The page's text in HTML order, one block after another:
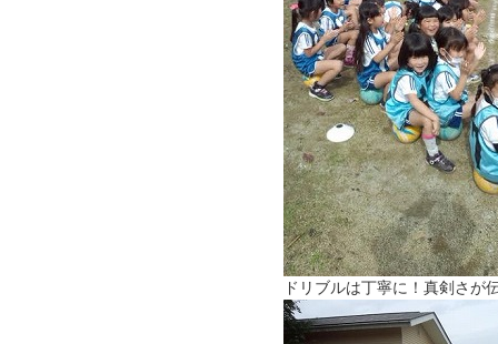
ドリブルは丁寧に！真剣さが